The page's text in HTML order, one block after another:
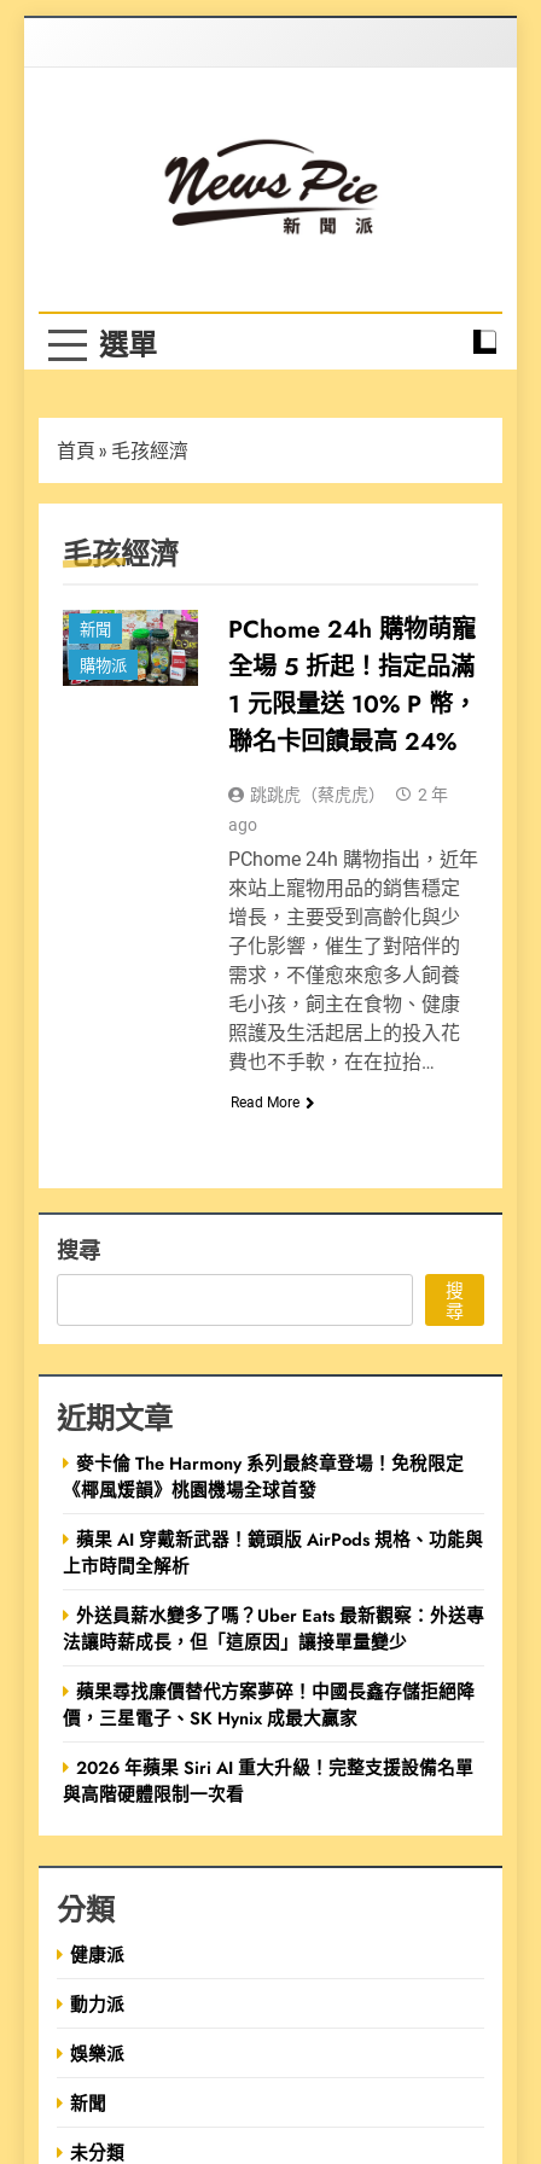
首頁 » 毛孩經濟
毛孩經濟
新聞
購物派
PChome 24h 購物萌寵
全場 5 折起！指定品滿
1 元限量送 10% P 幣，
聯名卡回饋最高 24%
跳跳虎（蔡虎虎）
2 年
ago
PChome 24h 購物指出，近年
來站上寵物用品的銷售穩定
增長，主要受到高齡化與少
子化影響，催生了對陪伴的
需求，不僅愈來愈多人飼養
毛小孩，飼主在食物、健康
照護及生活起居上的投入花
費也不手軟，在在拉抬…
Read More
搜尋
搜
尋
近期文章
麥卡倫 The Harmony 系列最終章登場！免稅限定
《椰風煖韻》桃園機場全球首發
蘋果 AI 穿戴新武器！鏡頭版 AirPods 規格、功能與
上市時間全解析
外送員薪水變多了嗎？Uber Eats 最新觀察：外送專
法讓時薪成長，但「這原因」讓接單量變少
蘋果尋找廉價替代方案夢碎！中國長鑫存儲拒絕降
價，三星電子、SK Hynix 成最大贏家
2026 年蘋果 Siri AI 重大升級！完整支援設備名單
與高階硬體限制一次看
分類
健康派
動力派
娛樂派
新聞
未分類